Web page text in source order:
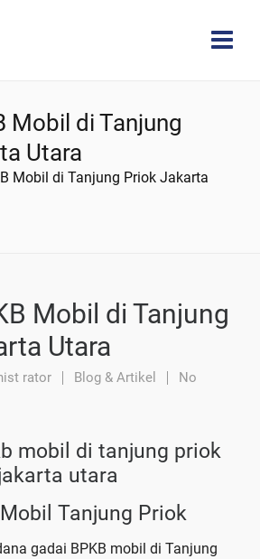
Mobil di Tanjung
Utara
Mobil di Tanjung Priok Jakarta
Mobil di Tanjung
Utara
rator Blog & Artikel
No
Tanjung Priok
gadai BPKB mobil di Tanjung